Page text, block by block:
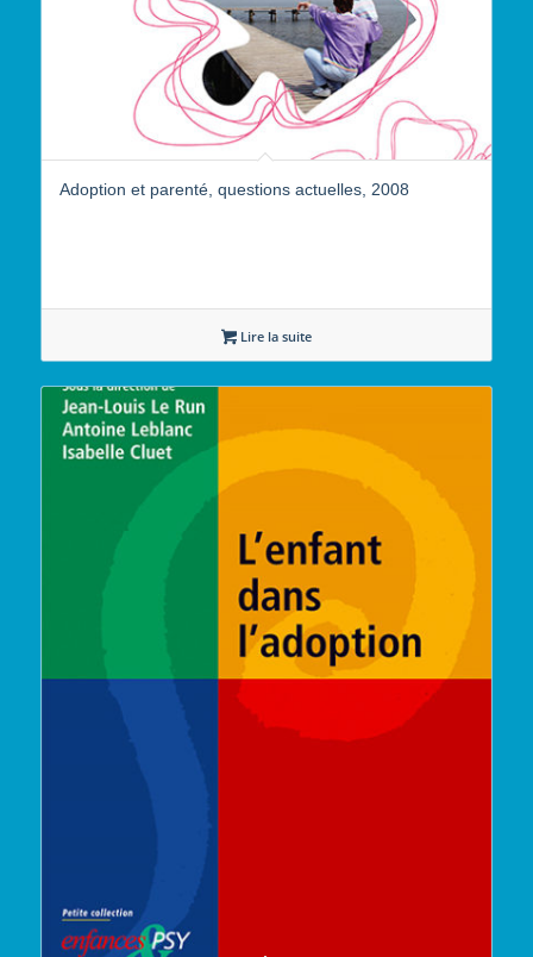
Adoption et parenté, questions actuelles, 2008
Lire la suite